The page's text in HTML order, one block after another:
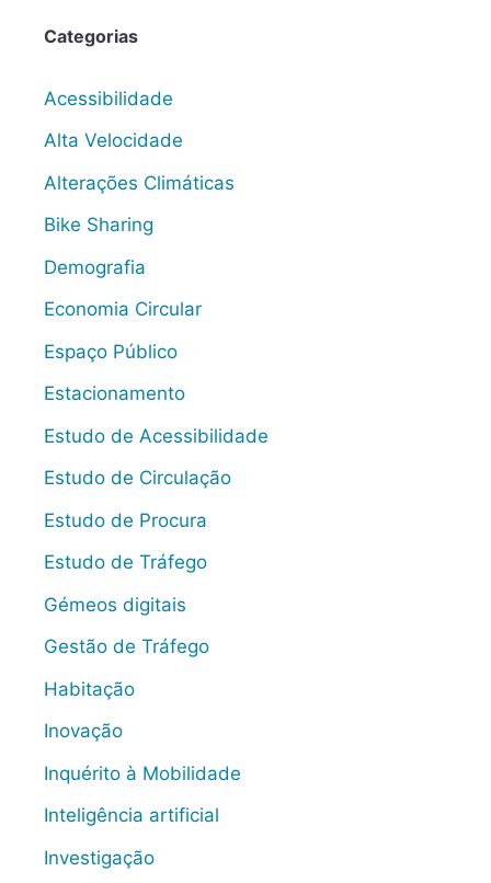
Categorias
Acessibilidade
Alta Velocidade
Alterações Climáticas
Bike Sharing
Demografia
Economia Circular
Espaço Público
Estacionamento
Estudo de Acessibilidade
Estudo de Circulação
Estudo de Procura
Estudo de Tráfego
Gémeos digitais
Gestão de Tráfego
Habitação
Inovação
Inquérito à Mobilidade
Inteligência artificial
Investigação